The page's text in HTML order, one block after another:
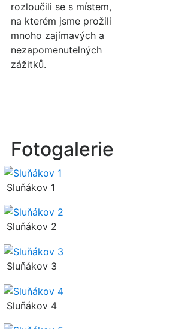
rozloučili se s místem,
na kterém jsme prožili
mnoho zajímavých a
nezapomenutelných
zážitků.
Fotogalerie
Sluňákov 1
Sluňákov 2
Sluňákov 3
Sluňákov 4